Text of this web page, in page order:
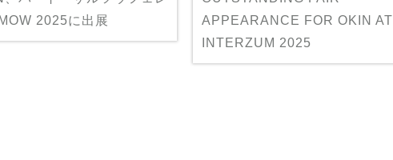
2025に出展
APPEARANCE FOR OKIN AT
INTERZUM 2025